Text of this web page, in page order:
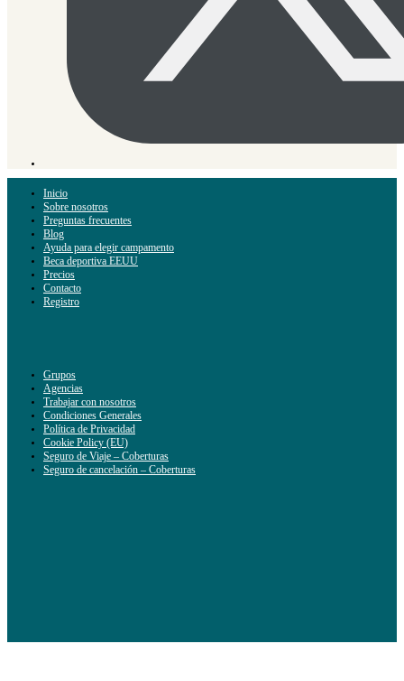
Inicio
Sobre nosotros
Preguntas frecuentes
Blog
Ayuda para elegir campamento
Beca deportiva EEUU
Precios
Contacto
Registro
Grupos
Agencias
Trabajar con nosotros
Condiciones Generales
Política de Privacidad
Cookie Policy (EU)
Seguro de Viaje – Coberturas
Seguro de cancelación – Coberturas